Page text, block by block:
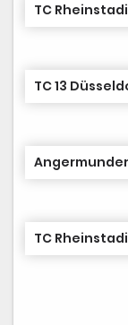
TC
TC 13
Angermunder
TC